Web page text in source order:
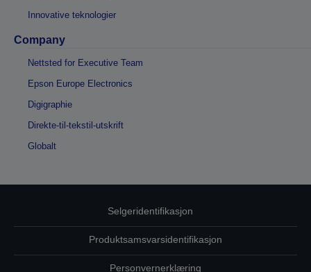
Innovative teknologier
Company
Nettsted for Executive Team
Epson Europe Electronics
Digigraphie
Direkte-til-tekstil-utskrift
Globalt
Selgeridentifikasjon
Produktsamsvarsidentifikasjon
Personvernerklæring